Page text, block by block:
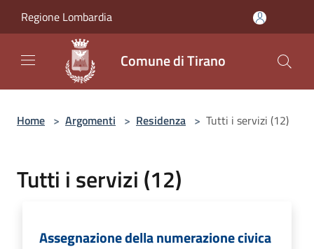
Regione Lombardia
Comune di Tirano
Home > Argomenti > Residenza > Tutti i servizi (12)
Tutti i servizi (12)
Assegnazione della numerazione civica